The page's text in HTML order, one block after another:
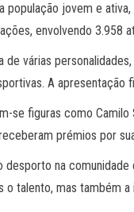
população jovem e
envolvendo 3.958
várias
A apresentação
se figuras como
prémios por
desporto na
o talento, mas também